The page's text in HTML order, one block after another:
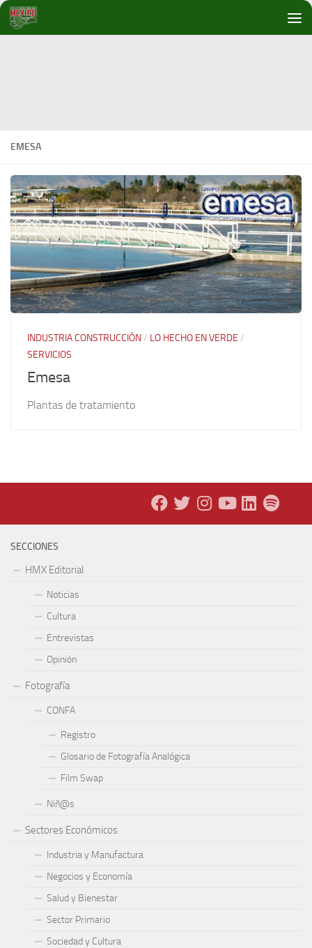
Debajo del contenido
EMESA
INDUSTRIA CONSTRUCCIÓN/ LO HECHO EN VERDE /
SERVICIOS
Emesa
Plantas de tratamiento
SECCIONES
HMX Editorial
Noticias
Cultura
Entrevistas
Opinión
Fotografía
CONFA
Registro
Glosario de Fotografía Analógica
Film Swap
Niñ@s
Sectores Económicos
Industria y Manufactura
Negocios y Economía
Salud y Bienestar
Sector Primario
Sociedad y Cultura